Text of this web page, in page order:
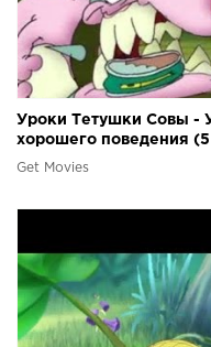
Уроки Тетушки Совы -
хорошего поведения
Get Movies